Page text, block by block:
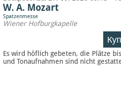
W. A. Mozart
Spatzenmesse
Wiener Hofburgkapelle
Es wird höflich gebeten, die Plätze
und Tonaufnahmen sind nicht